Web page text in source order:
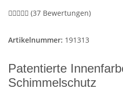
(37 Bewertungen)
Artikelnummer: 191313
Patentierte
Schimmelschutz